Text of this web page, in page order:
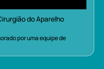
do Aparelho
por uma equipe de